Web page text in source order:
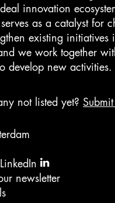
innovation
as a catalyst for
existing initiatives
we work together
develop new activities.
not listed yet?
newsletter